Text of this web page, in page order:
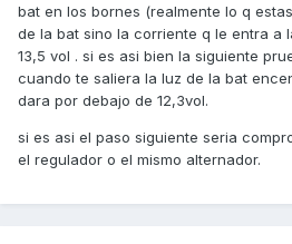
bat en los bornes (realmente lo q
de la bat sino la corriente q le entra a
13,5 vol . si es asi bien la siguiente
cuando te saliera la luz de la bat
dara por debajo de 12,3vol.
si es asi el paso siguiente seria
el regulador o el mismo alternador.